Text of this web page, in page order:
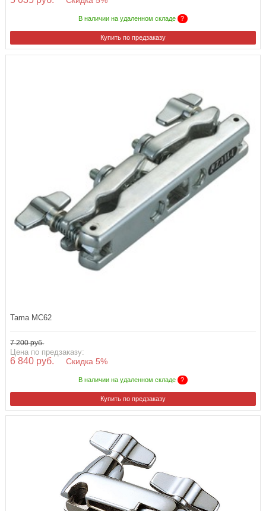
В наличии на удаленном складе ?
Купить по предзаказу
Tama MC62
7 200 руб.
Цена по предзаказу:
6 840 руб. Скидка 5%
В наличии на удаленном складе ?
Купить по предзаказу